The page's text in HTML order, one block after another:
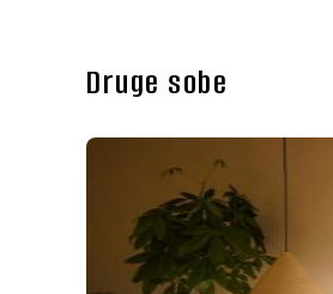
Druge sobe